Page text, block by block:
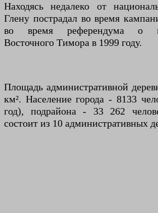
Находясь недалеко от
Глену пострадал во время
во время референдума о
Восточного Тимора в 1999 году.
Площадь административной
км². Население города - 8133
год), подрайона - 33 262
состоит из 10 административных